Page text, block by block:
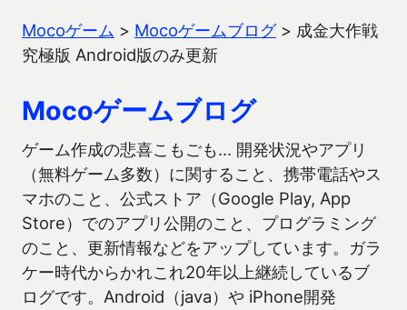
Mocoゲーム > Mocoゲームブログ> 成金大作戦
究極版 Android版のみ更新
Mocoゲームブログ
ゲーム作成の悲喜こもごも… 開発状況やアプリ
（無料ゲーム多数）に関すること、携帯電話やス
マホのこと、公式ストア（Google Play, App
Store）でのアプリ公開のこと、プログラミング
のこと、更新情報などをアップしています。ガラ
ケー時代からかれこれ20年以上継続しているブ
ログです。Android（java）や iPhone開発